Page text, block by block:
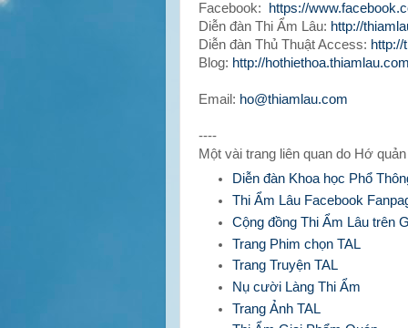
Facebook:
https://
Diễn đàn Thi Ẩm Lâu: http://
Diễn đàn Thủ Thuật Access:
Blog: http://
Email: ho@thiamlau.com
----
Một vài trang liên quan do Hớ
Diễn đàn Khoa học Phổ
Thi Ẩm Lâu Facebook
Cộng đồng Thi Ẩm Lâu trên
Trang Phim chọn TAL
Trang Truyện TAL
Nụ cười Làng Thi Ẩm
Trang Ảnh TAL